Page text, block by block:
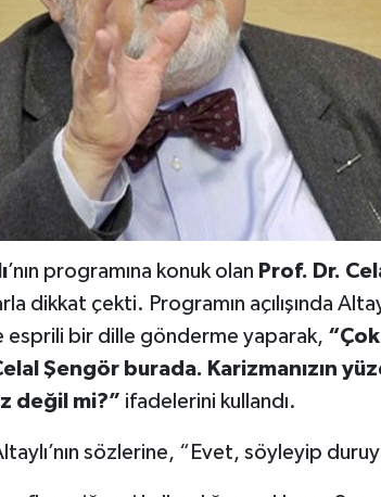
’nın programına konuk olan Prof. Dr.
dikkat çekti. Programın açılışında
esprili bir dille gönderme yaparak,
Şengör burada. Karizmanızın
değil mi?” ifadelerini kullandı.
sözlerine, “Evet, söyleyip